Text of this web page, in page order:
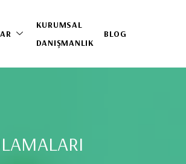
KURUMSAL
DANIŞMANLIK
BLOG